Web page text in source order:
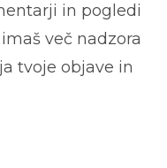
in pogledi
več nadzora
tvoje objave in